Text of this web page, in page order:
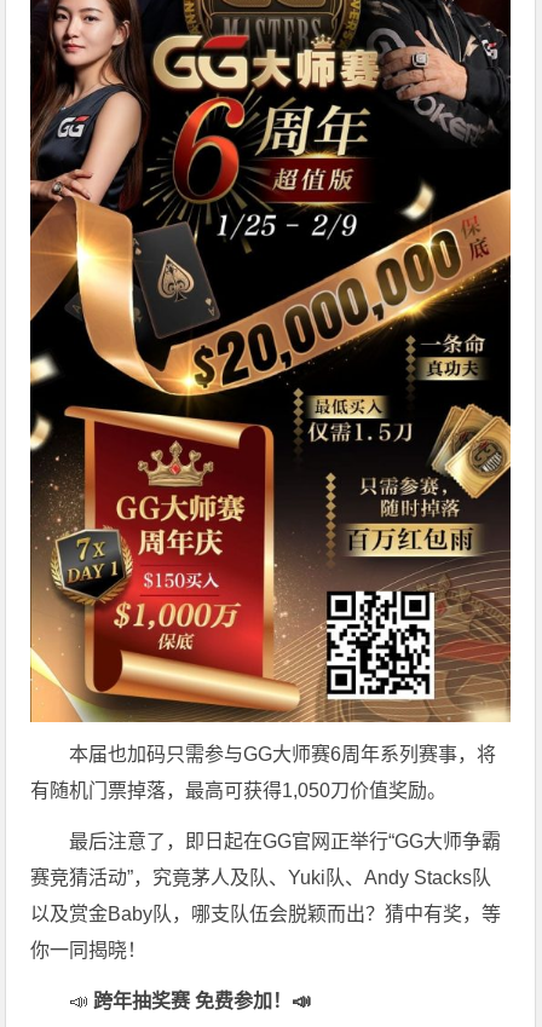
本届也加码只需参与GG大师赛6周年系列赛事，将
有随机门票掉落，最高可获得1,050刀价值奖励。
最后注意了，即日起在GG官网正举行“GG大师争霸
赛竞猜活动”，究竟茅人及队、Yuki队、Andy Stacks队
以及赏金Baby队，哪支队伍会脱颖而出？猜中有奖，等
你一同揭晓！
📣 跨年抽奖赛 免费参加 ！📣